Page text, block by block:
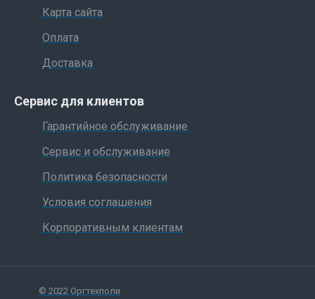
Карта сайта
Оплата
Доставка
Сервис для клиентов
Гарантийное обслуживание
Сервис и обслуживание
Политика безопасности
Условия соглашения
Корпоративным клиентам
© 2022 Оргтехполи